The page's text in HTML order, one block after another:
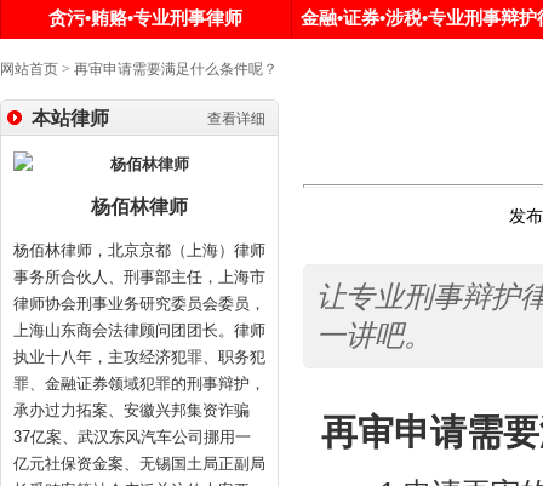
贪污•贿赂•专业刑事律师
金融•证券•涉税•专业刑事辩护
网站首页 > 再审申请需要满足什么条件呢？
查看详细
本站律师
杨佰林律师
杨佰林律师，北京京都（上海）律师
事务所合伙人、刑事部主任，上海市
律师协会刑事业务研究委员会委员，
上海山东商会法律顾问团团长。律师
执业十八年，主攻经济犯罪、职务犯
罪、金融证券领域犯罪的刑事辩护，
承办过力拓案、安徽兴邦集资诈骗
37亿案、武汉东风汽车公司挪用一
亿元社保资金案、无锡国土局正副局
发
让专业刑事辩护
一讲吧。
再审申请需